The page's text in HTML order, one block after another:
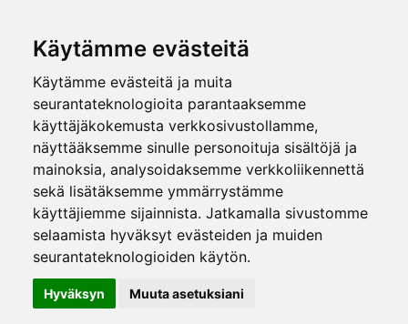
Käytämme evästeitä
Käytämme evästeitä ja muita
seurantateknologioita parantaaksemme
käyttäjäkokemusta verkkosivustollamme,
näyttääksemme sinulle personoituja sisältöjä ja
mainoksia, analysoidaksemme verkkoliikennettä
sekä lisätäksemme ymmärrystämme
käyttäjiemme sijainnista. Jatkamalla sivustomme
selaamista hyväksyt evästeiden ja muiden
seurantateknologioiden käytön.
Hyväksyn Muuta asetuksiani